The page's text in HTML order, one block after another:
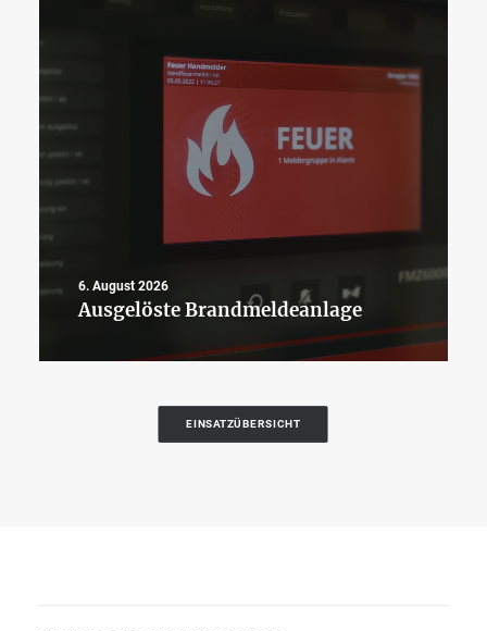
6. August 2026
Ausgelöste Brandmeldeanlage
EINSATZÜBERSICHT